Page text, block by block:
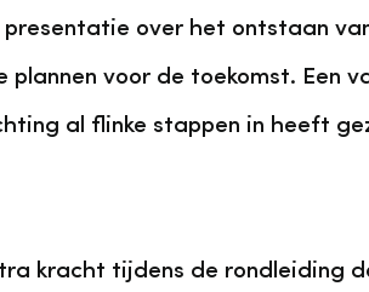
over het ontstaan
voor de toekomst. Een
al flinke stappen in heeft
kracht tijdens de rondleiding